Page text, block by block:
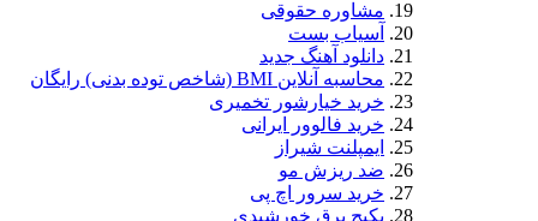
مشاوره حقوقی
آسیاب بست
دانلود آهنگ جدید
محاسبه آنلاین BMI (شاخص توده بدنی) رایگان
خرید خیارشور تخمیری
خرید فالوور ایرانی
ایمپلنت شیراز
ضد ریزش مو
خرید سرور اچ پی
پکیج برق خورشیدی